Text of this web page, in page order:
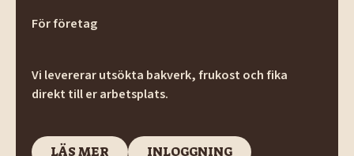
För företag
Vi levererar utsökta bakverk, frukost och fika
direkt till er arbetsplats.
LÄS MER
LÄS MER
INLOGGNING
INLOGGNING